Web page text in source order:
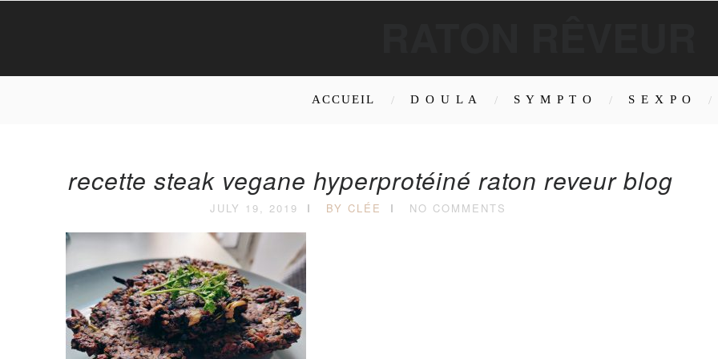
ACCUEIL D O U L A S Y M P T O S E X P O
recette steak vegane hyperprotéiné raton reveur blog
JULY 19, 2019 BY CLÉE NO COMMENTS